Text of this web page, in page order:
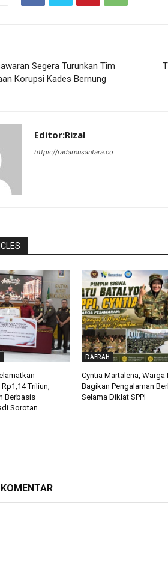
Segera Turunkan Tim
Korupsi Kades Bernung
Editor:Rizal
https://radarnusantara.co
Triliun,
Berbasis
Sorotan
DAERAH
Cyntia Martalena, Warga
Bagikan Pengalaman
Selama Diklat SPPI